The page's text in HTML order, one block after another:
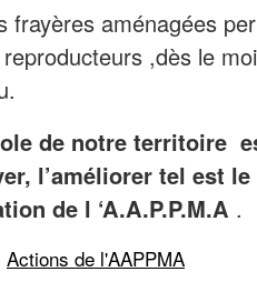
frayères aménagées
,dès le
de notre territoire
l’améliorer tel est
de l ‘A.A.P.P.M.A .
Actions de l'AAPPMA